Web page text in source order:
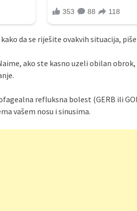
da se riješite ovakvih situacija,
ako ste kasno uzeli obilan
refluksna bolest (GERB ili
vašem nosu i sinusima.